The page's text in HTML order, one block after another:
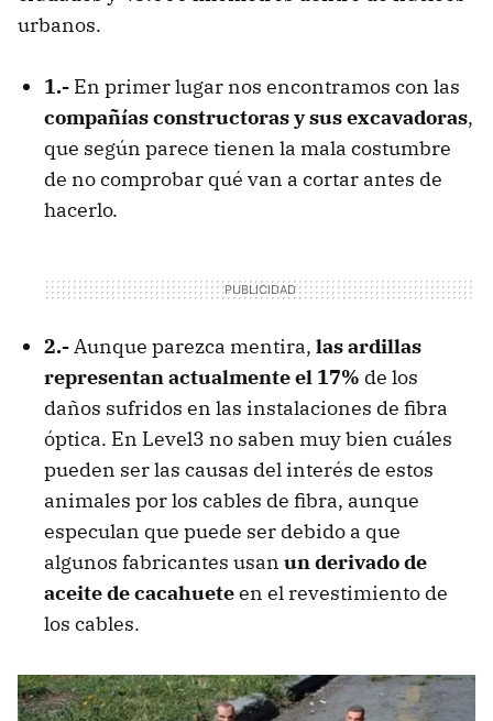
urbanos.
1.- En primer lugar nos encontramos con las
compañías constructoras y sus excavadoras,
que según parece tienen la mala costumbre
de no comprobar qué van a cortar antes de
hacerlo.
2.-Aunque parezca mentira, las ardillas
representan actualmente el 17% de los
daños sufridos en las instalaciones de fibra
óptica. En Level3 no saben muy bien cuáles
pueden ser las causas del interés de estos
animales por los cables de fibra, aunque
especulan que puede ser debido a que
algunos fabricantes usan un derivado de
aceite de cacahueteen el revestimiento de
los cables.